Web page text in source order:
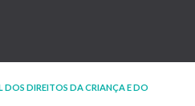
DIREITOS DA CRIANÇA E DO